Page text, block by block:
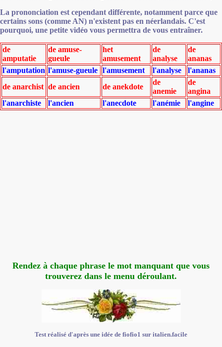
La prononciation est cependant différente, notamment parce que
certains sons (comme AN) n'existent pas en néerlandais. C'est
pourquoi, une petite vidéo vous permettra de vous entraîner.
de
amputatie
de amuse-
gueule
het
amusement
de
analyse
de
ananas
l'amputation l'amuse-gueule l'amusement l'analyse
l'ananas
de anarchist de ancien de anekdote
de
anemie
de
angina
l'anarchiste
l'ancien l'anecdote l'anémie l'angine
Rendez à chaque phrase le mot manquant que vous
trouverez dans le menu déroulant.
Test réalisé d'après une idée de fiofio1 sur italien.facile